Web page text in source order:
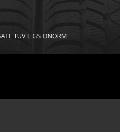
TUV E GS ONORM